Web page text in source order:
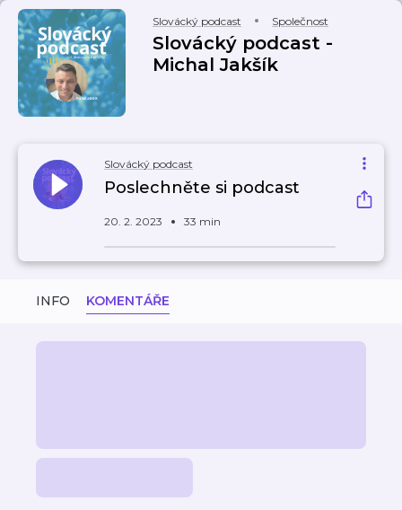
Slovácký podcast Společnost
Slovácký podcast -
Michal Jakšík
Slovácký podcast
Poslechněte si podcast
20. 2. 2023 33 min
INFO KOMENTÁŘE